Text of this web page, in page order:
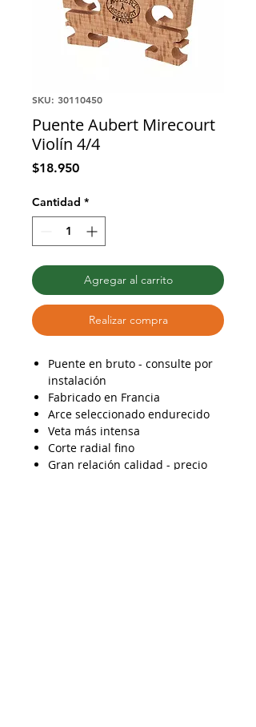
SKU: 30110450
Puente Aubert Mirecourt
Violín 4/4
$18.950Precio
Cantidad *
Agregar al carrito
Realizar compra
Puente en bruto - consulte por
instalación
Fabricado en Francia
Arce seleccionado endurecido
Veta más intensa
Corte radial fino
Gran relación calidad - precio